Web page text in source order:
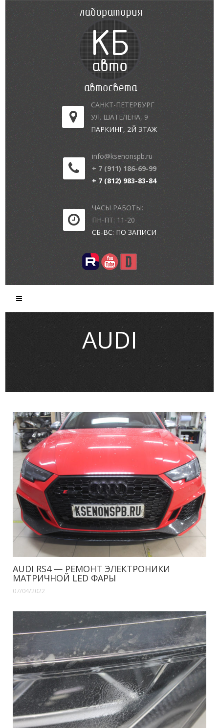
САНКТ-ПЕТЕРБУРГ
УЛ. ШАТЕЛЕНА, 9
ПАРКИНГ, 2Й ЭТАЖ
info@ksenonspb.ru
+ 7 (911) 186-69-99
+ 7 (812) 983-83-84
ЧАСЫ РАБОТЫ:
ПН-ПТ: 11-20
СБ-ВС: ПО ЗАПИСИ
AUDI
AUDI RS4 — РЕМОНТ ЭЛЕКТРОНИКИ
МАТРИЧНОЙ LED ФАРЫ
07/04/2022